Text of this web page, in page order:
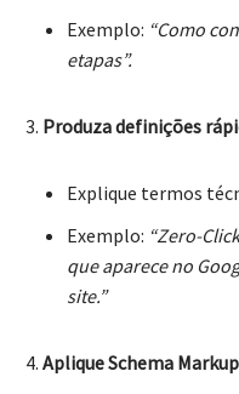
Exemplo: “Como
etapas”.
Produza definições
Explique termos
Exemplo: “Zero-
que aparece no
site.”
Aplique Schema